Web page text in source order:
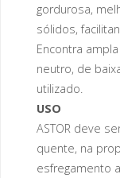
gordurosa,
sólidos,
Encontra
neutro, de
utilizado.
USO
ASTOR deve
quente, na
esfregamento